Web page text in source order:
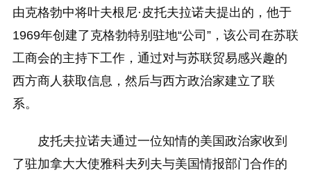
由克格勃中将叶夫根尼·皮托夫拉诺夫提出的，他于
1969年创建了克格勃特别驻地“公司”，该公司在苏联
工商会的主持下工作，通过对与苏联贸易感兴趣的
西方商人获取信息，然后与西方政治家建立了联
系。
皮托夫拉诺夫通过一位知情的美国政治家收到
了驻加拿大大使雅科夫列夫与美国情报部门合作的